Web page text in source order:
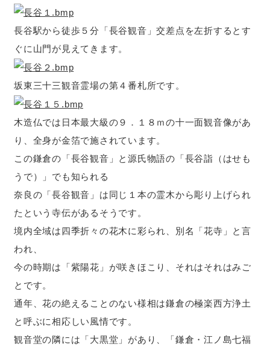
長谷駅から徒歩５分「長谷観音」交差点を左折するとす
ぐに山門が見えてきます。
坂東三十三観音霊場の第４番札所です。
木造仏では日本最大級の９．１８ｍの十一面観音像があ
り、全身が金箔で施されています。
この鎌倉の「長谷観音」と源氏物語の「長谷詣（はせも
うで）」でも知られる
奈良の「長谷観音」は同じ１本の霊木から彫り上げられ
たという寺伝があるそうです。
境内全域は四季折々の花木に彩られ、別名「花寺」と言
われ、
今の時期は「紫陽花」が咲きほこり、それはそれはみご
とです。
通年、花の絶えることのない様相は鎌倉の極楽西方浄土
と呼ぶに相応しい風情です。
観音堂の隣には「大黒堂」があり、「鎌倉・江ノ島七福